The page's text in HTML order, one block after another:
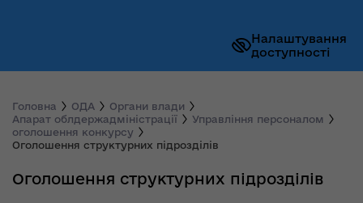
Налаштування
доступності
Головна ОДА
Органи влади
Апарат облдержадміністрації
Управління персоналом
оголошення конкурсу
Оголошення структурних підрозділів
Оголошення структурних підрозділів